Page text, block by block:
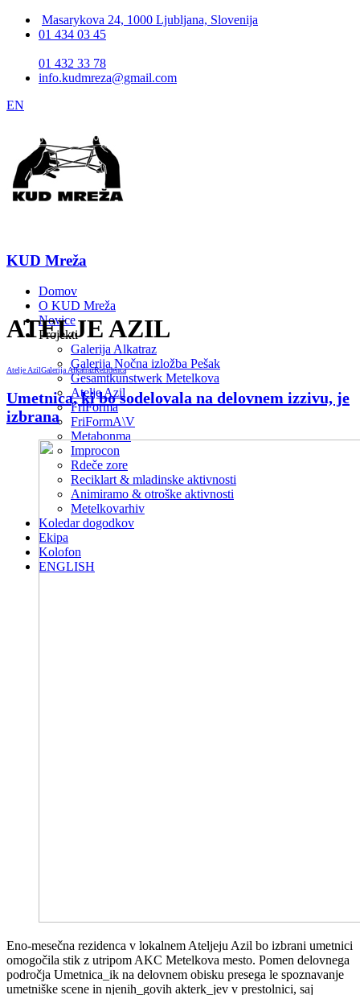
Masarykova 24, 1000 Ljubljana, Slovenija
01 434 03 45
01 432 33 78
info.kudmreza@gmail.com
EN
KUD Mreža
Domov
O KUD Mreža
Novice
Projekti
Galerija Alkatraz
Galerija Nočna izložba Pešak
Gesamtkunstwerk Metelkova
Atelje Azil
FriForma
FriFormA\V
Metabonma
Improcon
Rdeče zore
Reciklart & mladinske aktivnosti
Animiramo & otroške aktivnosti
Metelkovarhiv
Koledar dogodkov
Ekipa
Kolofon
ENGLISH
ATELJE AZIL
Atelje AzilGalerija AlkatrazRezidenca
Umetnica, ki bo sodelovala na delovnem izzivu, je
izbrana
Eno-mesečna rezidenca v lokalnem Ateljeju Azil bo izbrani umetnici
omogočila stik z utripom AKC Metelkova mesto. Pomen delovnega
področja Umetnica_ik na delovnem obisku presega le spoznavanje
umetniške scene in njenih_govih akterk_jev v prestolnici, saj